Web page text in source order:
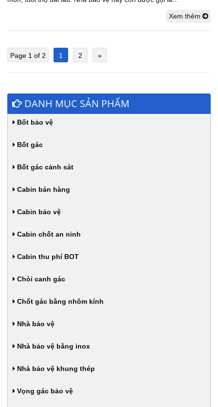
Xem thêm
Page 1 of 2 1 2 »
DANH MỤC SẢN PHẨM
Bốt bảo vệ
Bốt gác
Bốt gác cảnh sát
Cabin bán hàng
Cabin bảo vệ
Cabin chốt an ninh
Cabin thu phí BOT
Chòi canh gác
Chốt gác bằng nhôm kính
Nhà bảo vệ
Nhà bảo vệ bằng inox
Nhà bảo vệ khung thép
Vọng gác bảo vệ